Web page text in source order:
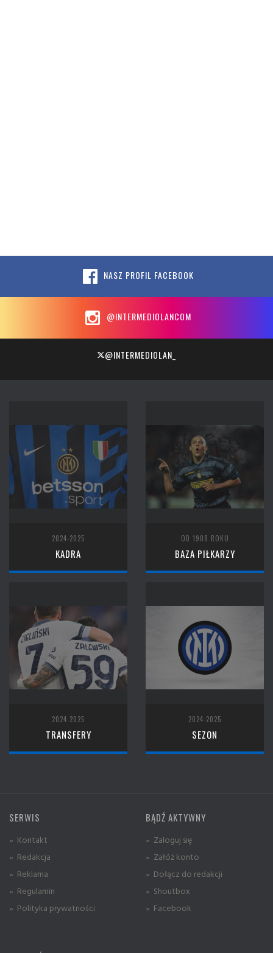
NASZ PROFIL FACEBOOK
@INTERMEDIOLANCOM
@INTERMEDIOLAN_
2024-2025
KADRA
OD 1908 ROKU
BAZA PIŁKARZY
2024-2025
TRANSFERY
2024-2025
SEZON
SERWIS
» Kontakt
» Redakcja
» Reklama
» Regulamin
» Polityka prywatności
BĄDŹ AKTYWNY
» Zaloguj się
» Załóż konto
» Dołącz do redakcji
» Shoutbox
» Facebook